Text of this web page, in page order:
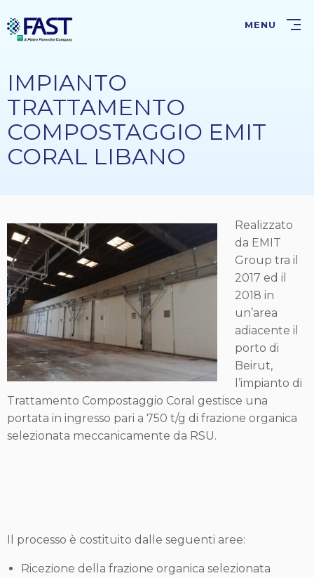
al
contenuto
MENU
IMPIANTO
TRATTAMENTO
COMPOSTAGGIO EMIT
CORAL LIBANO
Realizzato
da EMIT
Group tra il
2017 ed il
2018 in
un’area
adiacente il
porto di
Beirut,
l’impianto di
Trattamento Compostaggio Coral gestisce una
portata in ingresso pari a 750 t/g di frazione organica
selezionata meccanicamente da RSU.
Il processo è costituito dalle seguenti aree:
Ricezione della frazione organica selezionata